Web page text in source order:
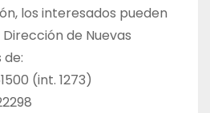
los interesados pueden
de Nuevas
(int. 1273)